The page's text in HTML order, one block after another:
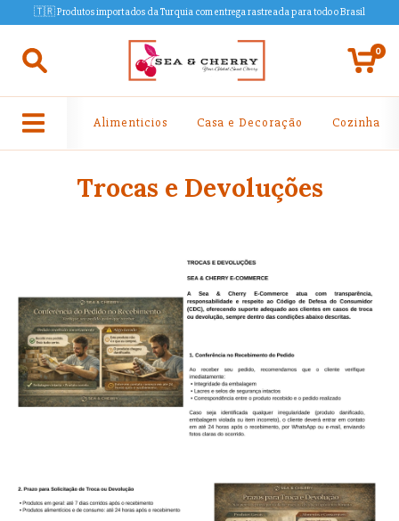
🇹🇷 Produtos importados da Turquia com entrega rastreada para todo o Brasil
0
Alimenticios Casa e Decoração Cozinha
Trocas e Devoluções